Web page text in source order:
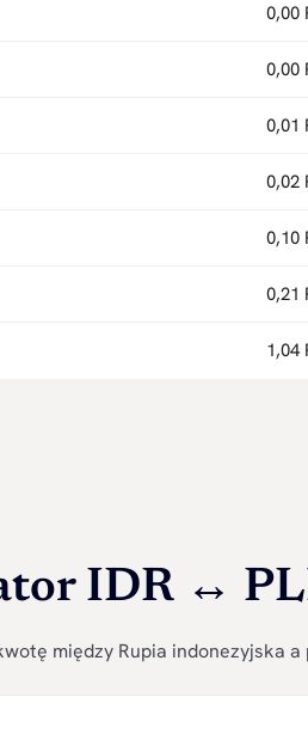
0,00
0,00
0,01
0,02
0,10
0,21
1,04
IDR ↔
między Rupia indonezyjska a